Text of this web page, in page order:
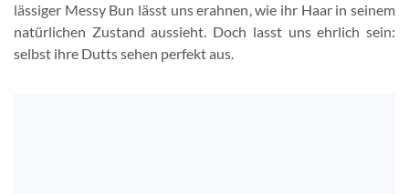
lässiger Messy Bun lässt uns erahnen, wie ihr Haar in seinem
natürlichen Zustand aussieht. Doch lasst uns ehrlich sein:
selbst ihre Dutts sehen perfekt aus.